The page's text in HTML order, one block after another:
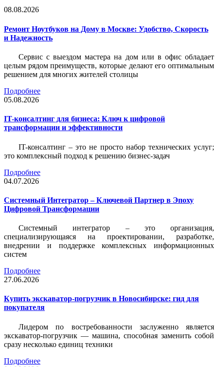
08.08.2026
Ремонт Ноутбуков на Дому в Москве: Удобство, Скорость
и Надежность
Сервис с выездом мастера на дом или в офис обладает
целым рядом преимуществ, которые делают его оптимальным
решением для многих жителей столицы
Подробнее
05.08.2026
IT-консалтинг для бизнеса: Ключ к цифровой
трансформации и эффективности
IT-консалтинг – это не просто набор технических услуг;
это комплексный подход к решению бизнес-задач
Подробнее
04.07.2026
Системный Интегратор – Ключевой Партнер в Эпоху
Цифровой Трансформации
Системный интегратор – это организация,
специализирующаяся на проектировании, разработке,
внедрении и поддержке комплексных информационных
систем
Подробнее
27.06.2026
Купить экскаватор-погрузчик в Новосибирске: гид для
покупателя
Лидером по востребованности заслуженно является
экскаватор-погрузчик — машина, способная заменить собой
сразу несколько единиц техники
Подробнее